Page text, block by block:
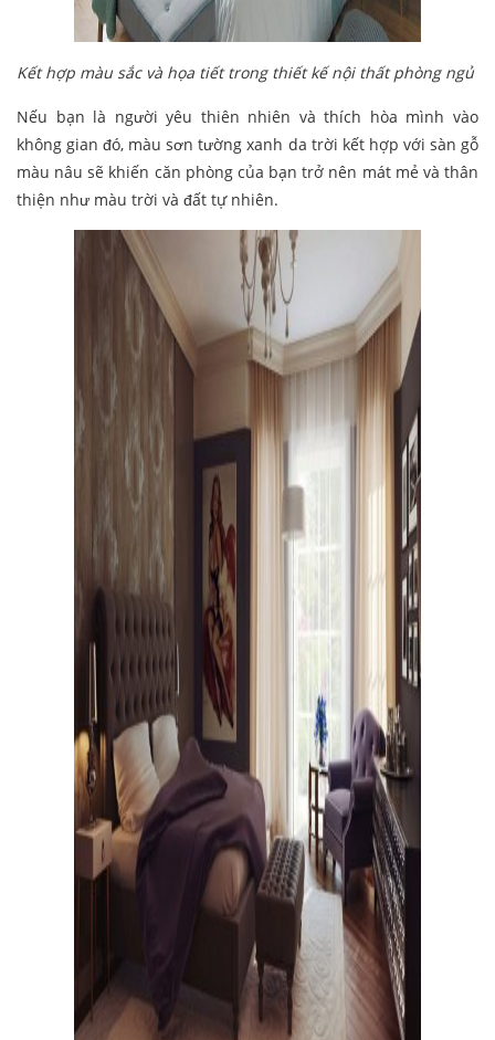
Kết hợp màu sắc và họa tiết trong thiết kế nội thất phòng ngủ
Nếu bạn là người yêu thiên nhiên và thích hòa mình vào
không gian đó, màu sơn tường xanh da trời kết hợp với sàn gỗ
màu nâu sẽ khiến căn phòng của bạn trở nên mát mẻ và thân
thiện như màu trời và đất tự nhiên.